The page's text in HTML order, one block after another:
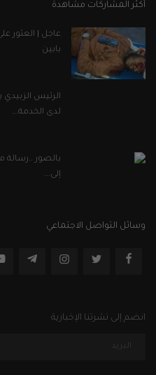
أكثر المشاركات مشاهدة
عاجل | العثور
بابين
لدى الخدمة...
بالصور ..رسالة
إلى...
وسائل التواصل الاجتماعي
انضم إلى نشرتنا الإخبارية